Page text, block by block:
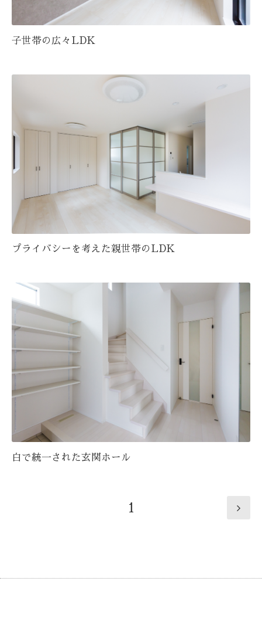
子世帯の広々LDK
プライバシーを考えた親世帯のLDK
白で統一された玄関ホール
1